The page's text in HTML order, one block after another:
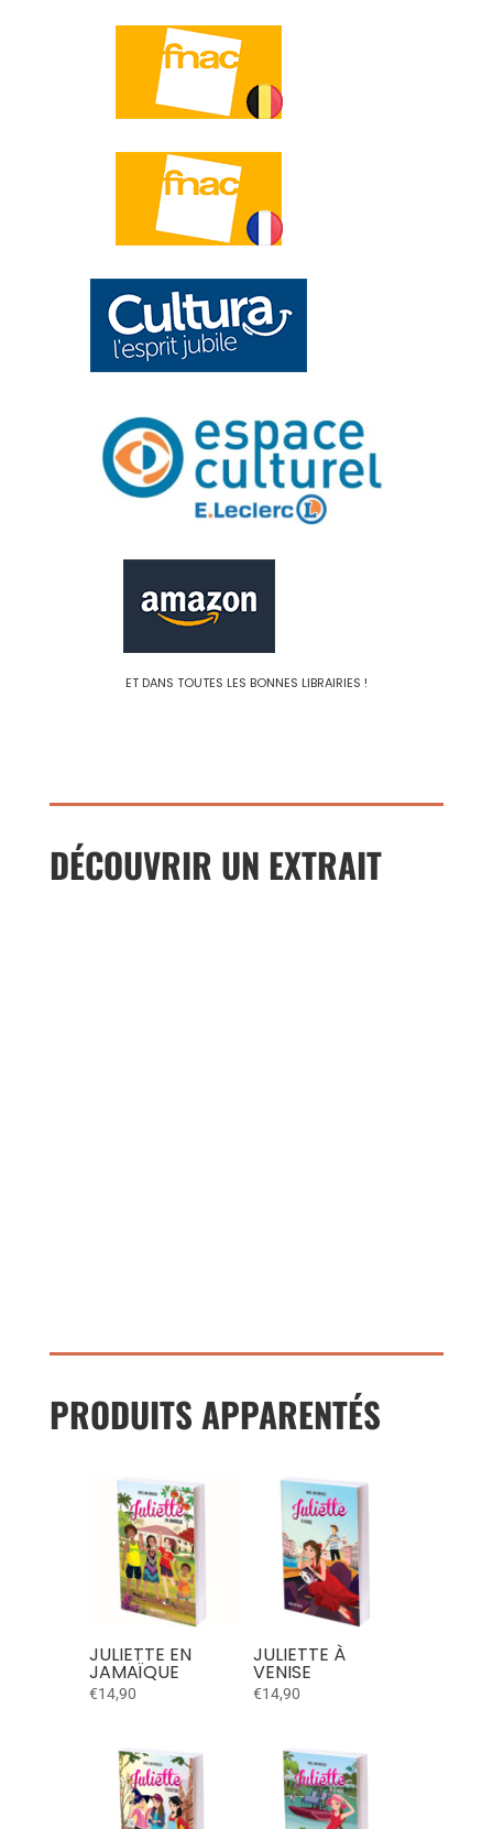
ET DANS TOUTES LES BONNES LIBRAIRIES !
DÉCOUVRIR UN EXTRAIT
PRODUITS APPARENTÉS
JULIETTE EN
JAMAÏQUE
€14,90
JULIETTE À
VENISE
€14,90